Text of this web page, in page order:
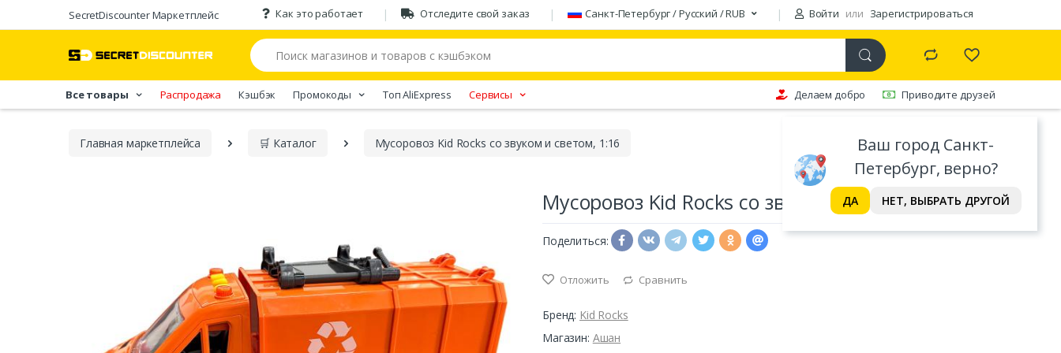
SecretDiscounter Маркетплейс Как это работает Отследите свой заказ Санкт-Петербург / Русский / RUB Войти или Зарегистрироваться
Ваш город Санкт-
Петербург, верно?
ДА НЕТ, ВЫБРАТЬ ДРУГОЙ
Все товары Распродажа Кэшбэк Промокоды Tоп AliExpress Сервисы Делаем добро Приводите друзей
Главная марĸетплейса 🛒 Каталог Мусоровоз Kid Rocks со звуком и светом, 1:16
Мусоровоз Kid Rocks со звуком и светом, 1:16
Поделиться:
Отложить Сравнить
Бренд: Kid Rocks
Магазин: Ашан